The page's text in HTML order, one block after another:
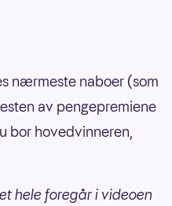
nærmeste naboer (som
av pengepremiene
bor hovedvinneren,
hele foregår i videoen